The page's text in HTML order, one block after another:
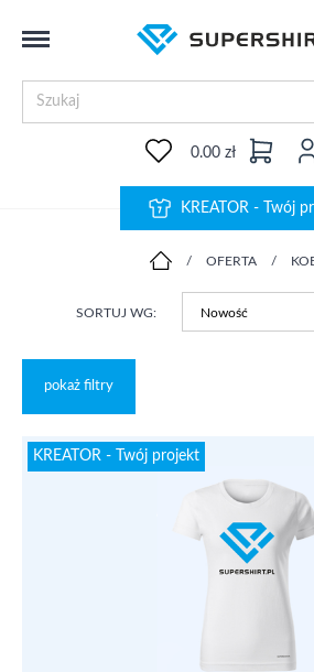
0.00 zł
KREATOR - Twój
/ OFERTA /
SORTUJ WG:
pokaż filtry
KREATOR - Twój projekt